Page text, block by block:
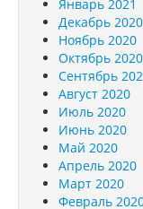
Январь 2021
Декабрь 2020
Ноябрь 2020
Октябрь 2020
Сентябрь
Август 2020
Июль 2020
Июнь 2020
Май 2020
Апрель 2020
Март 2020
Февраль